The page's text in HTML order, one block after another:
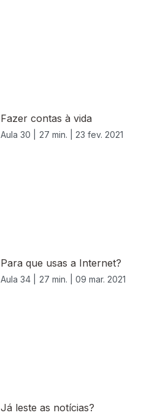
Fazer contas à vida
Aula 30 | 27 min. | 23 fev. 2021
Para que usas a Internet?
Aula 34 | 27 min. | 09 mar. 2021
Já leste as notícias?